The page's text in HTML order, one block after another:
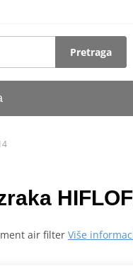
Pretraga
air filter Više